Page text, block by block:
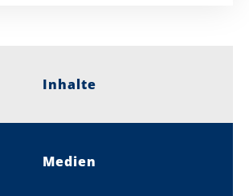
Inhalte
Medien